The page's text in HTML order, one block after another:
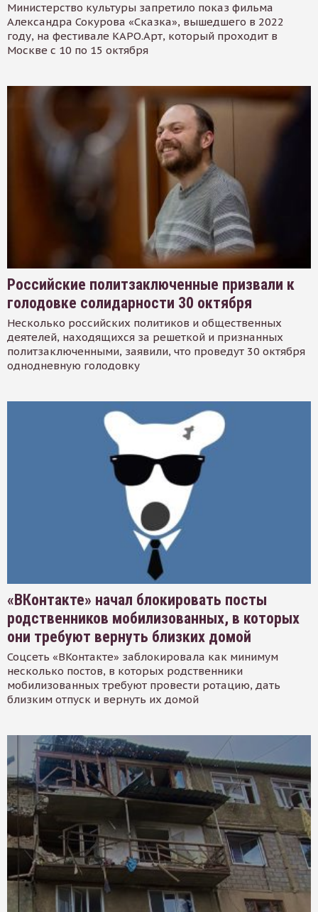
Министерство культуры запретило показ фильма
Александра Сокурова «Сказка», вышедшего в 2022
году, на фестивале КАРО.Арт, который проходит в
Москве с 10 по 15 октября
Российские политзаключенные призвали к
голодовке солидарности 30 октября
Несколько российских политиков и общественных
деятелей, находящихся за решеткой и признанных
политзаключенными, заявили, что проведут 30 октября
однодневную голодовку
«ВКонтакте» начал блокировать посты
родственников мобилизованных, в которых
они требуют вернуть близких домой
Соцсеть «ВКонтакте» заблокировала как минимум
несколько постов, в которых родственники
мобилизованных требуют провести ротацию, дать
близким отпуск и вернуть их домой